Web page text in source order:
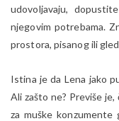
udovoljavaju,
njegovim potrebama.
prostora, pisanog ili
Istina je da Lena jako
Ali zašto ne? Previše
za muške